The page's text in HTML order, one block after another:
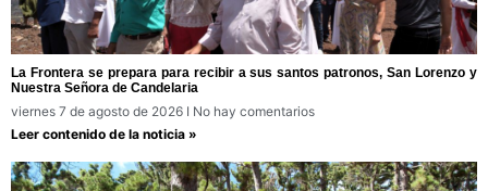
La Frontera se prepara para recibir a sus santos patronos, San Lorenzo y
Nuestra Señora de Candelaria
viernes 7 de agosto de 2026
No hay comentarios
Leer contenido de la noticia »